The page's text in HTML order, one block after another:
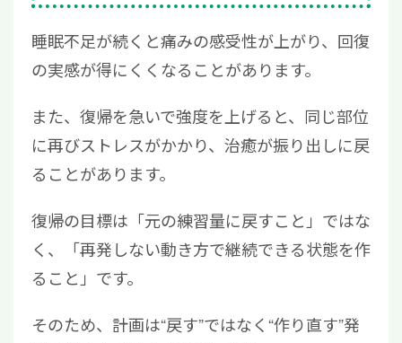
睡眠不足が続くと痛みの感受性が上がり、回復
の実感が得にくくなることがあります。
また、復帰を急いで強度を上げると、同じ部位
に再びストレスがかかり、治癒が振り出しに戻
ることがあります。
復帰の目標は「元の練習量に戻すこと」ではな
く、「再発しない動き方で継続できる状態を作
ること」です。
そのため、計画は“戻す”ではなく“作り直す”発